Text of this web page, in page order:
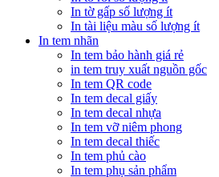
In tờ gấp số lượng ít
In tài liệu màu số lượng ít
In tem nhãn
In tem bảo hành giá rẻ
in tem truy xuất nguồn gốc
In tem QR code
In tem decal giấy
In tem decal nhựa
In tem vỡ niêm phong
In tem decal thiếc
In tem phủ cào
In tem phụ sản phẩm